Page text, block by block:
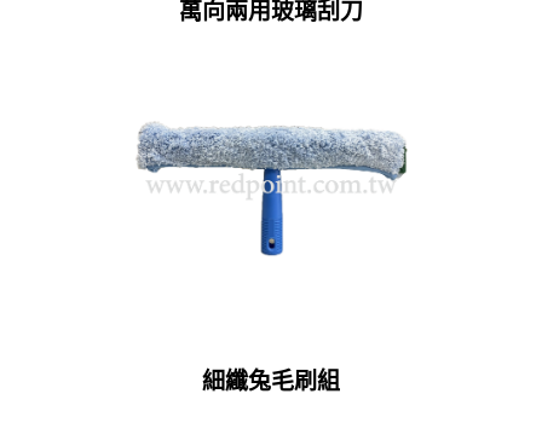
萬向兩用玻璃刮刀
細纖兔毛刷組